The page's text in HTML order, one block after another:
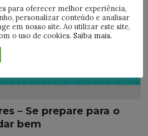
– Se prepare para o
bem
para oferecer melhor experiência,
personalizar conteúdo e analisar
em nosso site. Ao utilizar este site,
o uso de cookies. Saiba mais.